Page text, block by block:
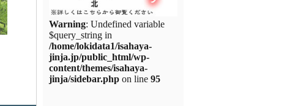
Warning: Undefined variable
$query_string in
/home/lokidata1/isahaya-
jinja.jp/public_html/wp-
content/themes/isahaya-
jinja/sidebar.php on line 95